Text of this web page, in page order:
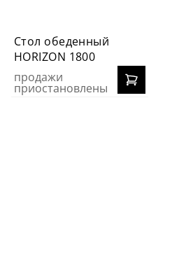
Стол обеденный
HORIZON 1800
продажи
приостановлены